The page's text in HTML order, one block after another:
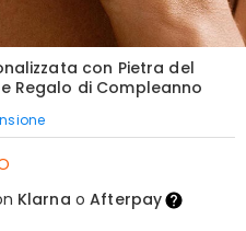
con Pietra del
Regalo di Compleanno
Klarna oAfterpay